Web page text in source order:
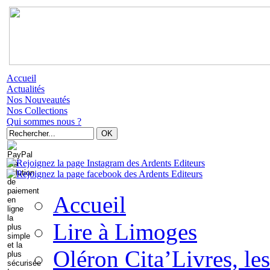
Accueil
Actualités
Nos Nouveautés
Nos Collections
Qui sommes nous ?
Accueil
Lire à Limoges
Oléron Cita’Livres,